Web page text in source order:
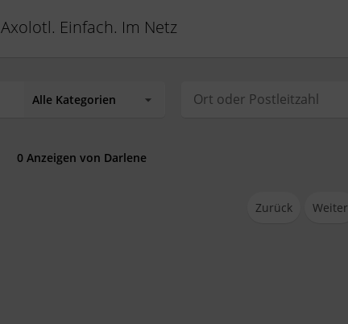
Axolotl. Einfach. Im Netz
0 Anzeigen von Darlene
Zurück Weiter